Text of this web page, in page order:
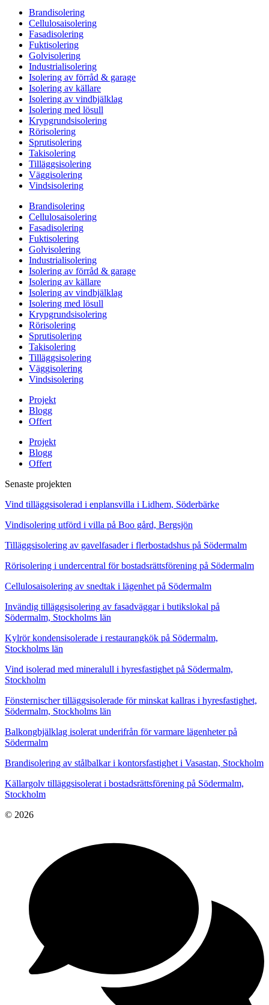
Brandisolering
Cellulosaisolering
Fasadisolering
Fuktisolering
Golvisolering
Industrialisolering
Isolering av förråd & garage
Isolering av källare
Isolering av vindbjälklag
Isolering med lösull
Krypgrundsisolering
Rörisolering
Sprutisolering
Takisolering
Tilläggsisolering
Väggisolering
Vindsisolering
Brandisolering
Cellulosaisolering
Fasadisolering
Fuktisolering
Golvisolering
Industrialisolering
Isolering av förråd & garage
Isolering av källare
Isolering av vindbjälklag
Isolering med lösull
Krypgrundsisolering
Rörisolering
Sprutisolering
Takisolering
Tilläggsisolering
Väggisolering
Vindsisolering
Projekt
Blogg
Offert
Projekt
Blogg
Offert
Senaste projekten
Vind tilläggsisolerad i enplansvilla i Lidhem, Söderbärke
Vindisolering utförd i villa på Boo gård, Bergsjön
Tilläggsisolering av gavelfasader i flerbostadshus på Södermalm
Rörisolering i undercentral för bostadsrättsförening på Södermalm
Cellulosaisolering av snedtak i lägenhet på Södermalm
Invändig tilläggsisolering av fasadväggar i butikslokal på
Södermalm, Stockholms län
Kylrör kondensisolerade i restaurangkök på Södermalm,
Stockholms län
Vind isolerad med mineralull i hyresfastighet på Södermalm,
Stockholm
Fönsternischer tilläggsisolerade för minskat kallras i hyresfastighet,
Södermalm, Stockholms län
Balkongbjälklag isolerat underifrån för varmare lägenheter på
Södermalm
Brandisolering av stålbalkar i kontorsfastighet i Vasastan, Stockholm
Källargolv tilläggsisolerat i bostadsrättsförening på Södermalm,
Stockholm
© 2026